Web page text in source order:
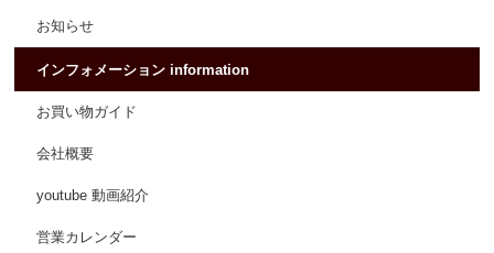
お知らせ
インフォメーション information
お買い物ガイド
会社概要
youtube 動画紹介
営業カレンダー